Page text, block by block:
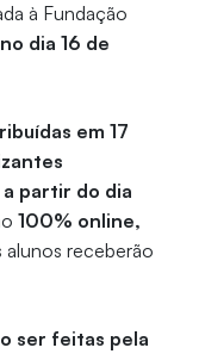
à Fundação
dia 16 de
em 17
partir do dia
100% online,
receberão
ser feitas pela